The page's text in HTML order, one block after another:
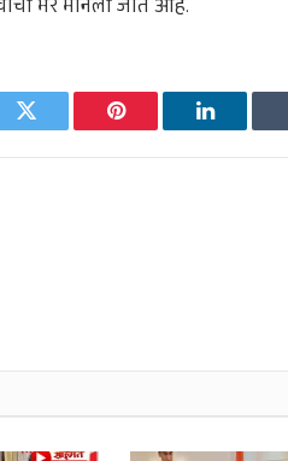
भर मानली जात आहे.
Twitter Pinterest LinkedIn